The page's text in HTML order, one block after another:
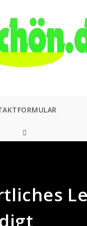
WEBSITE-